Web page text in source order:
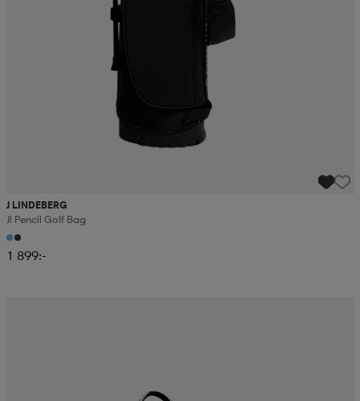
J LINDEBERG
Jl Pencil Golf Bag
1 899:-